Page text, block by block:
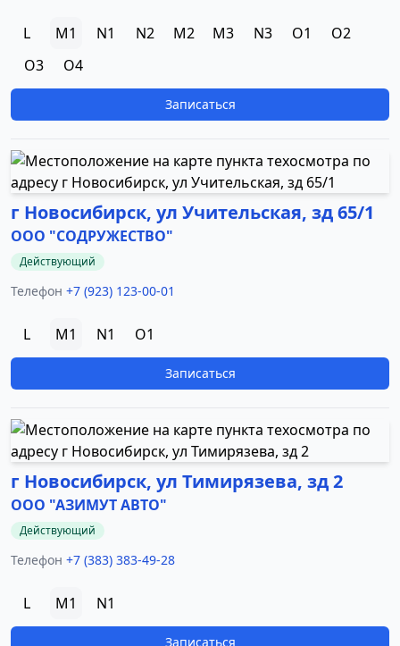
L M1 N1 N2 M2 M3 N3 O1
O2
O3
O4
Записаться
г Новосибирск, ул Учительская, зд 65/1
ООО "СОДРУЖЕСТВО"
Действующий
Телефон +7 (923) 123-00-01
L M1 N1 O1
Записаться
г Новосибирск, ул Тимирязева, зд 2
ООО "АЗИМУТ АВТО"
Действующий
Телефон +7 (383) 383-49-28
L M1 N1
Записаться